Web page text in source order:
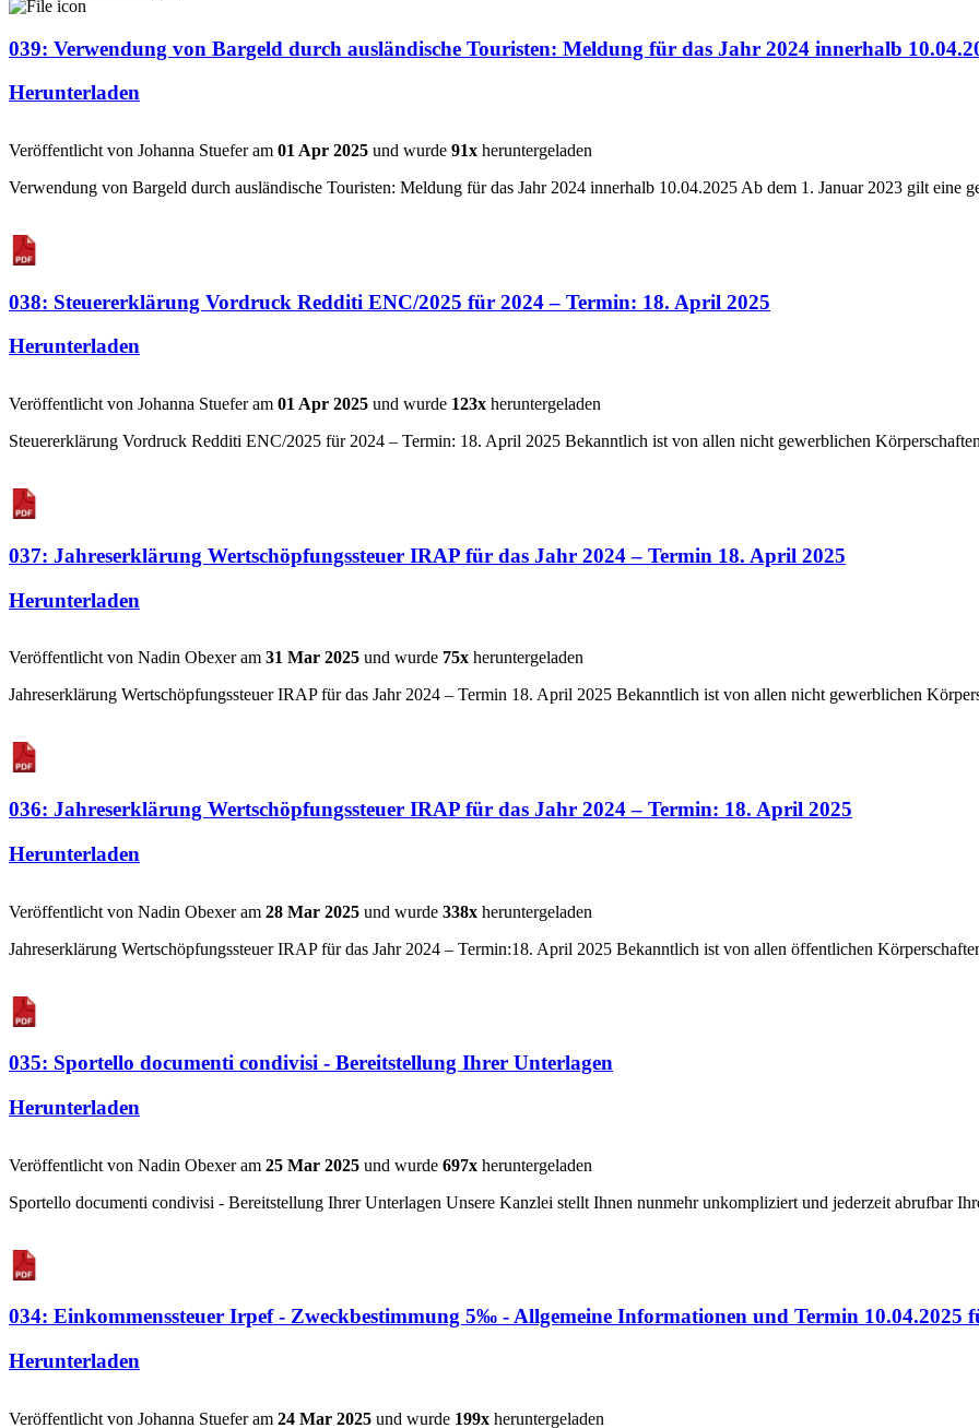
039: Verwendung von Bargeld durch ausländische Touristen: Meldung für das Jahr 2024 innerhalb
Herunterladen
Veröffentlicht von Johanna Stuefer am 01 Apr 2025 und wurde 91x heruntergeladen
Verwendung von Bargeld durch ausländische Touristen: Meldung für das Jahr 2024 innerhalb 10.04.2025 Ab dem 1. Januar 2023 gilt eine
038: Steuererklärung Vordruck Redditi ENC/2025 für 2024 – Termin: 18. April 2025
Herunterladen
Veröffentlicht von Johanna Stuefer am 01 Apr 2025 und wurde 123x heruntergeladen
Steuererklärung Vordruck Redditi ENC/2025 für 2024 – Termin: 18. April 2025 Bekanntlich ist von allen nicht gewerblichen
037: Jahreserklärung Wertschöpfungssteuer IRAP für das Jahr 2024 – Termin 18. April 2025
Herunterladen
Veröffentlicht von Nadin Obexer am 31 Mar 2025 und wurde 75x heruntergeladen
Jahreserklärung Wertschöpfungssteuer IRAP für das Jahr 2024 – Termin 18. April 2025 Bekanntlich ist von allen nicht gewerblichen
036: Jahreserklärung Wertschöpfungssteuer IRAP für das Jahr 2024 – Termin: 18. April 2025
Herunterladen
Veröffentlicht von Nadin Obexer am 28 Mar 2025 und wurde 338x heruntergeladen
Jahreserklärung Wertschöpfungssteuer IRAP für das Jahr 2024 – Termin:18. April 2025 Bekanntlich ist von allen öffentlichen
035: Sportello documenti condivisi - Bereitstellung Ihrer Unterlagen
Herunterladen
Veröffentlicht von Nadin Obexer am 25 Mar 2025 und wurde 697x heruntergeladen
Sportello documenti condivisi - Bereitstellung Ihrer Unterlagen Unsere Kanzlei stellt Ihnen nunmehr unkompliziert und jederzeit abrufbar
034: Einkommenssteuer Irpef - Zweckbestimmung 5‰ - Allgemeine Informationen und Termin 10.04.2025
Herunterladen
Veröffentlicht von Johanna Stuefer am 24 Mar 2025 und wurde 199x heruntergeladen